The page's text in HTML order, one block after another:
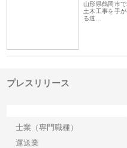
山形県鶴岡市
土木工事を手
る道…
プレスリリース
士業（専門職種）
運送業